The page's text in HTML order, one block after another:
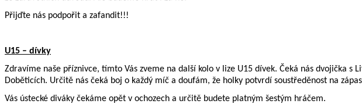
Přijďte nás podpořit a zafandit!!!
U15 – dívky
Zdravíme naše příznivce, tímto Vás zveme na další kolo v lize U15 dívek. Čeká nás dvojička
Doběticích. Určitě nás čeká boj o každý míč a doufám, že holky potvrdí soustředěnost na
Vás ústecké diváky čekáme opět v ochozech a určitě budete platným šestým hráčem.